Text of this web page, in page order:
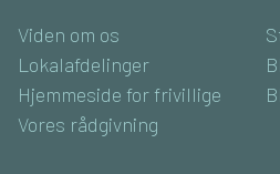
Viden om os
Lokalafdelinger
Hjemmeside for frivillige
Vores rådgivning